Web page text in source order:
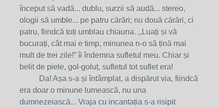
început să vadă... dublu, surzii să audă... stereo,
ologii să umble... pe patru cărări; nu două cărări, ci
patru, fiindcă toți umblau chiauna. ,,Luați și vă
bucurați, cât mai e timp, minunea n-o să țină mai
mult de trei zile!” îi îndemna sufletul meu. Chiar și
belit de piele, gol-goluț, sufletul tot suflet era!
Da! Așa s-a și întâmplat, a dispărut via, fiindcă
era doar o minune lumească, nu una
dumnezeiască... Vraja cu incantația s-a risipit